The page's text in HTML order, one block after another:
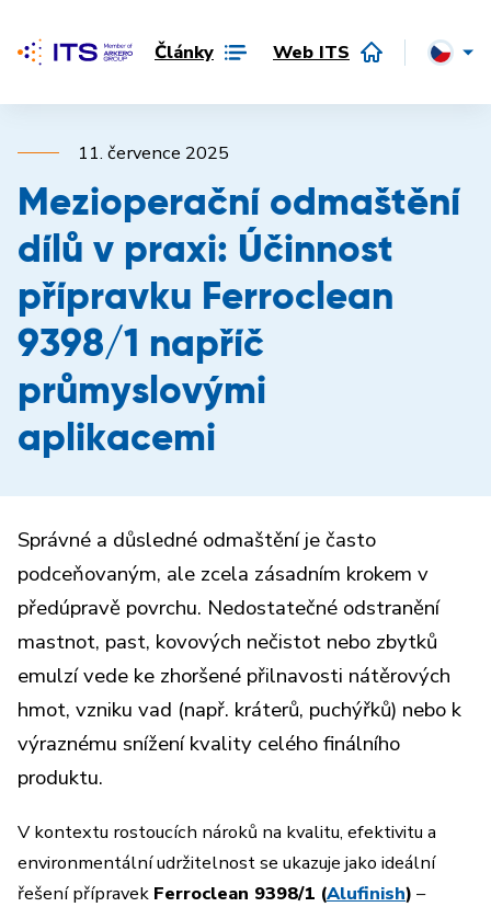
Články Web ITS
11. července 2025
Mezioperační odmaštění
dílů v praxi: Účinnost
přípravku Ferroclean
9398/1 napříč
průmyslovými
aplikacemi
Správné a důsledné odmaštění je často
podceňovaným, ale zcela zásadním krokem v
předúpravě povrchu. Nedostatečné odstranění
mastnot, past, kovových nečistot nebo zbytků
emulzí vede ke zhoršené přilnavosti nátěrových
hmot, vzniku vad (např. kráterů, puchýřků) nebo k
výraznému snížení kvality celého finálního
produktu.
V kontextu rostoucích nároků na kvalitu, efektivitu a
environmentální udržitelnost se ukazuje jako ideální
řešení přípravek Ferroclean 9398/1 (Alufinish) –